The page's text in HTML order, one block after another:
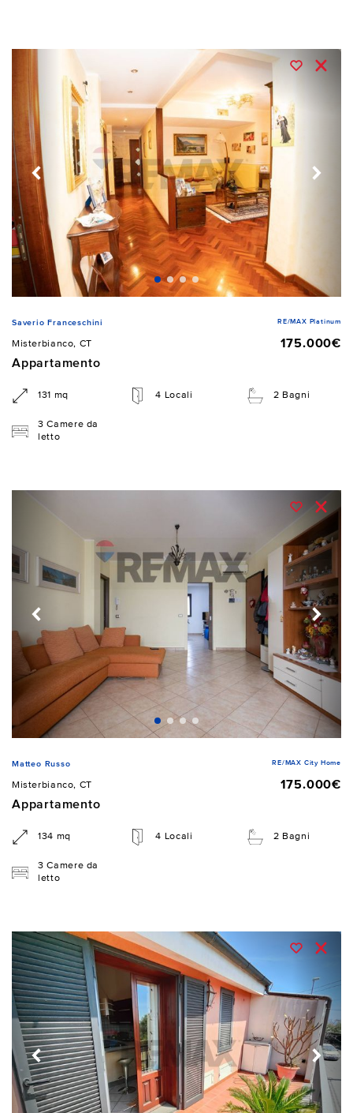
Saverio Franceschini RE/MAX Platinum
Misterbianco, CT
175.000€
Appartamento
131 mq 4 Locali 2 Bagni
3 Camere da
letto
Matteo Russo RE/MAX City Home
Misterbianco, CT
175.000€
Appartamento
134 mq 4 Locali 2 Bagni
3 Camere da
letto